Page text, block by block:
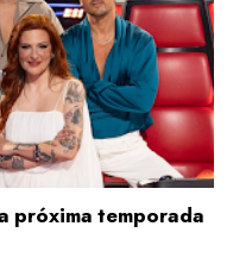
próxima temporada